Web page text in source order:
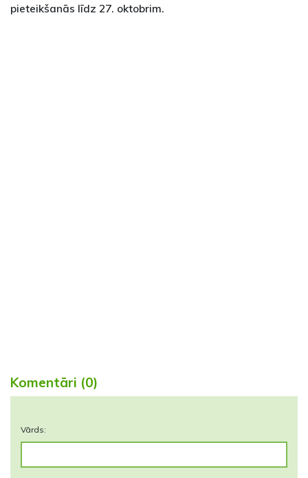
pieteikšanās līdz 27. oktobrim.
Komentāri (0)
Vārds: